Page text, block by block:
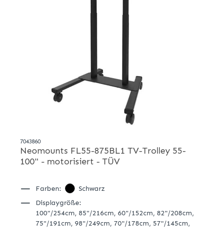
7043860
Neomounts FL55-875BL1 TV-Trolley 55-
100" - motorisiert - TÜV
Farben:
Schwarz
Displaygröße:
100"/254cm, 85"/216cm, 60"/152cm, 82"/208cm,
75"/191cm, 98"/249cm, 70"/178cm, 57"/145cm,